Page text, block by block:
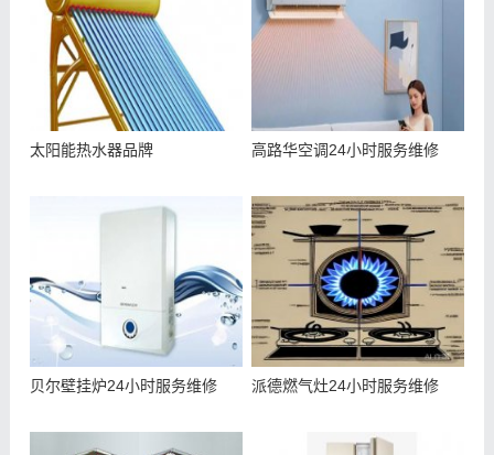
太阳能热水器品牌 高路华空调24小时服务维修
贝尔壁挂炉24小时服务维修 派德燃气灶24小时服务维修